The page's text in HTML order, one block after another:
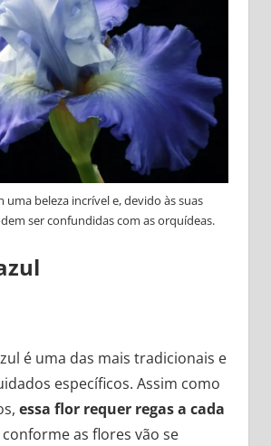
uma beleza incrível e, devido às suas
ser confundidas com as orquídeas.
é uma das mais tradicionais e
específicos. Assim como
essa flor requer regas a cada
as flores vão se